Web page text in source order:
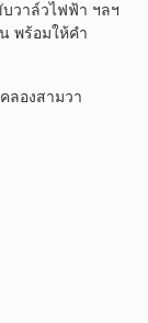
วาล์วไฟฟ้า ฯลฯ
พร้อมให้คำ
ลองสามวา